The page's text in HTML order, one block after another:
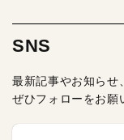
SNS
最新記事やお知らせ
ぜひフォローをお願